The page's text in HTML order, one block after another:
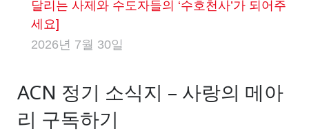
달리는 사제와 수도자들의 ‘수호천사’가 되어주
세요]
2026년 7월 30일
ACN 정기 소식지 – 사랑의 메아
리 구독하기